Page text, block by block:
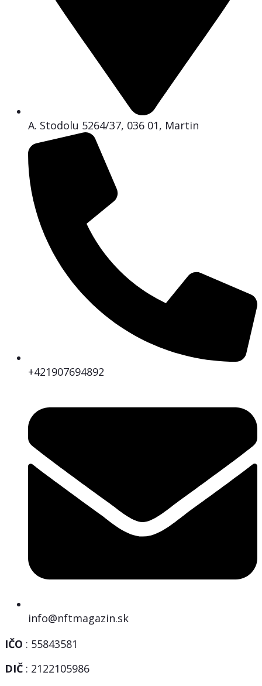
A. Stodolu 5264/37, 036 01, Martin
+421907694892
info@nftmagazin.sk
IČO : 55843581
DIČ : 2122105986